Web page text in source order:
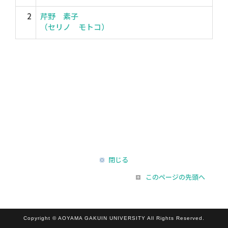
2
芹野 素子
（セリノ モトコ）
閉じる
このページの先頭へ
Copyright © AOYAMA GAKUIN UNIVERSITY All Rights Reserved.